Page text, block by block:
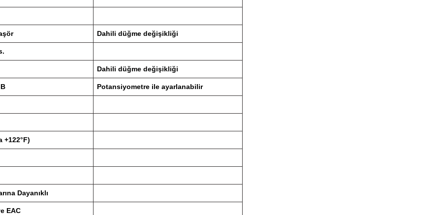
Dahili düğme değişikliği
Dahili düğme değişikliği
Potansiyometre ile ayarlanabilir
+122°F)
Dayanıklı
EAC